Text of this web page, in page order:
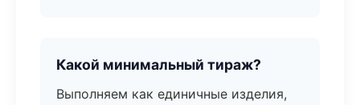
Какой минимальный тираж?
Выполняем как единичные изделия,